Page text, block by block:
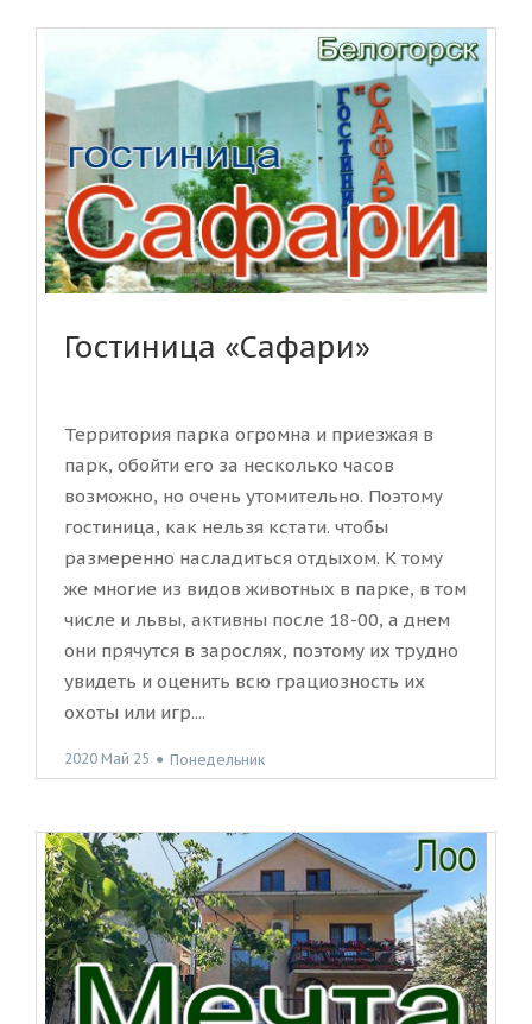
Гостиница «Сафари»
Территория парка огромна и приезжая в
парк, обойти его за несколько часов
возможно, но очень утомительно. Поэтому
гостиница, как нельзя кстати. чтобы
размеренно насладиться отдыхом. К тому
же многие из видов животных в парке, в том
числе и львы, активны после 18-00, а днем
они прячутся в зарослях, поэтому их трудно
увидеть и оценить всю грациозность их
охоты или игр....
2020 Май 25 ● Понедельник